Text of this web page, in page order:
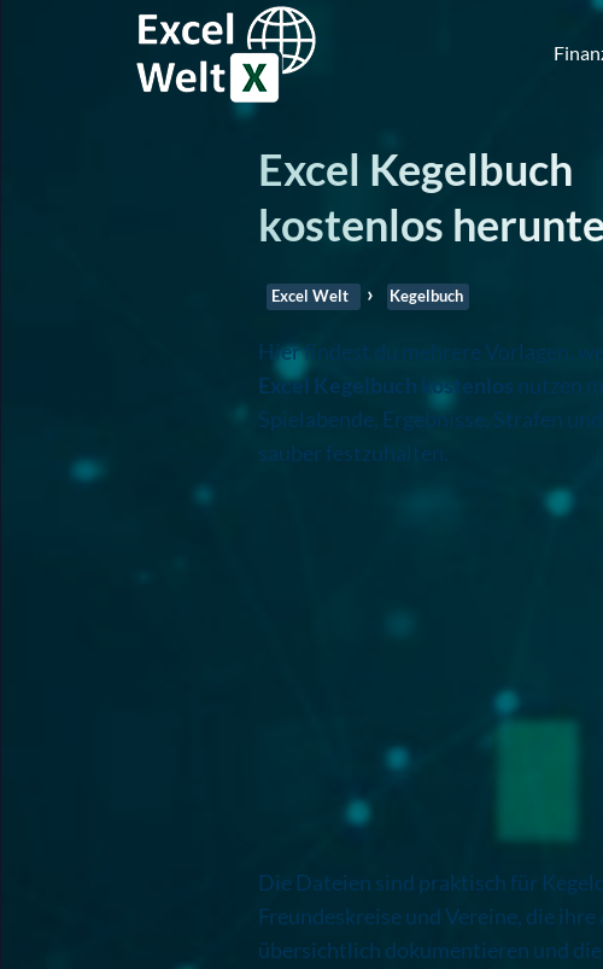
Excel Kegelbuch
kostenlos
Excel Welt Kegelbuch
Hier findest du mehrere Vorlagen,
Excel Kegelbuch kostenlos nutzen
Spielabende, Ergebnisse, Strafen
sauber festzuhalten.
Die Dateien sind praktisch für
Freundeskreise und Vereine, die ihre
übersichtlich dokumentieren und die